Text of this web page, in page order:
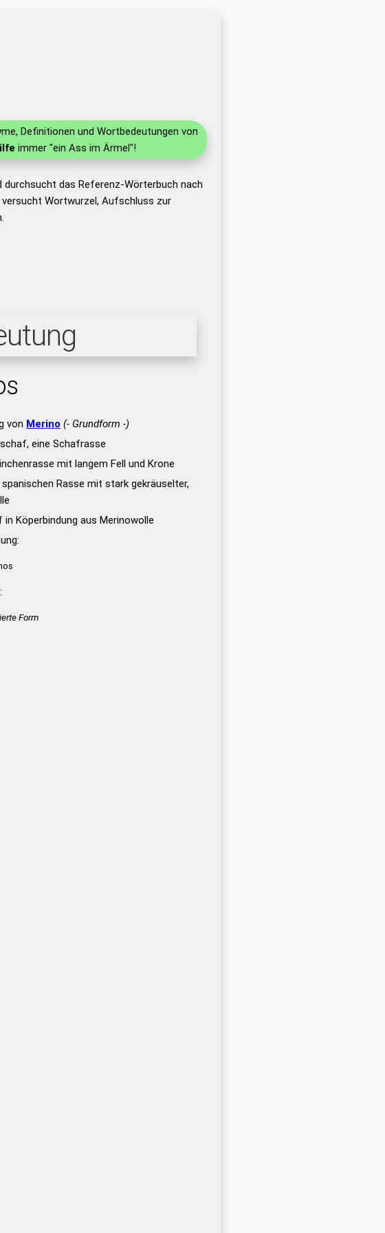
Definitionen und Wortbedeutungen von
immer "ein Ass im Ärmel"!
durchsucht das Referenz-Wörterbuch nach
Wortwurzel, Aufschluss zur
von Merino (- Grundform -)
eine Schafrasse
mit langem Fell und Krone
Rasse mit stark gekräuselter,
Köperbindung aus Merinowolle
Form